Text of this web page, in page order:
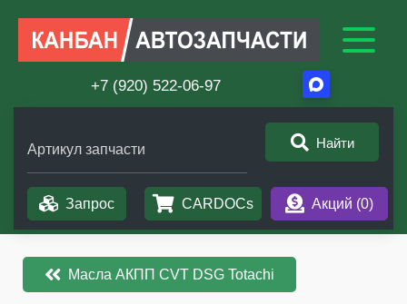
+7 (920) 522-06-97
Артикул запчасти Найти
Запрос CARDOCs Акций (0)
Масла АКПП CVT DSG Totachi